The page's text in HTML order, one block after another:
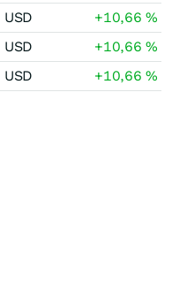
USD +10,66%
USD +10,66%
USD +10,66%